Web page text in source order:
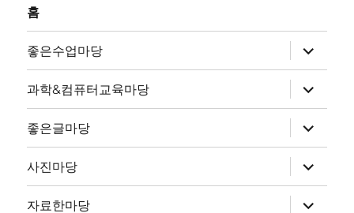
홈
좋은수업마당
위
메
뉴
확
장
과학&컴퓨터교육마당
위
메
뉴
확
장
좋은글마당
위
메
뉴
확
장
사진마당
위
메
뉴
자료한마당